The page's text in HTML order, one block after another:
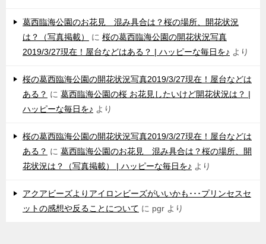
葛西臨海公園のお花見 混み具合は？桜の場所、開花状況
は？（写真掲載）
に 桜の葛西臨海公園の開花状況写真
2019/3/27現在！屋台などはある？ | ハッピーな毎日を♪ より
桜の葛西臨海公園の開花状況写真2019/3/27現在！屋台などは
ある？ に 葛西臨海公園の桜 お花見したいけど開花状況は？ |
ハッピーな毎日を♪ より
桜の葛西臨海公園の開花状況写真2019/3/27現在！屋台などは
ある？ に 葛西臨海公園のお花見 混み具合は？桜の場所、開
花状況は？（写真掲載） | ハッピーな毎日を♪ より
アクアビーズよりアイロンビーズがいいかも･･･プリンセスセ
ットの感想や反ることについて に pgr より